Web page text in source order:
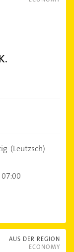
(Leutzsch)
AUS DER REGION
ECONOMY